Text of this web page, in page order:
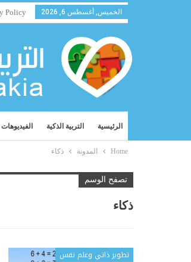
الخميس, أغسطس 6, 2026 Policy
الرئيسية التربية الذكية الفيديوهات
Home المدونة ذكاء
تصفح الوسم
ذكاء
تطوير ذاتي وعلم نفس